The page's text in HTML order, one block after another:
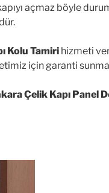
açmaz böyle
Kolu Tamiri hizmeti
için garanti
Çelik Kapı Panel